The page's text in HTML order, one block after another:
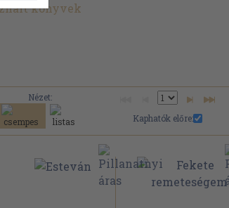
könyvek
Nézet:
Kaphatók előre: